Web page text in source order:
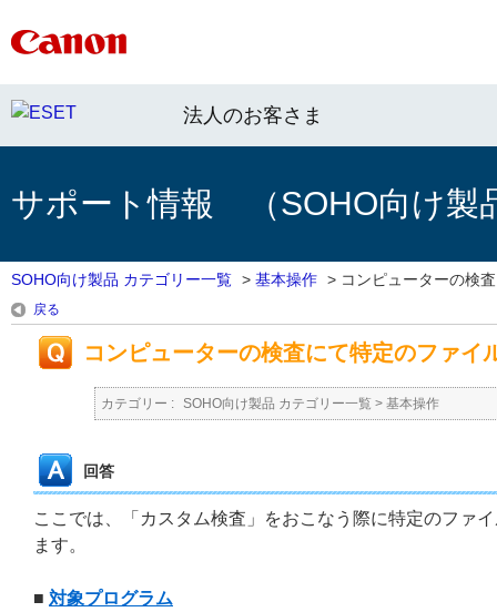
法人のお客さま
サポート情報 （SOHO向け製
SOHO向け製品 カテゴリー一覧 > 基本操作 > コンピューターの検
戻る
コンピューターの検査にて特定のファ
カテゴリー : SOHO向け製品 カテゴリー一覧 > 基本操作
回答
ここでは、「カスタム検査」をおこなう際に特定のファ
ます。
■ 対象プログラム